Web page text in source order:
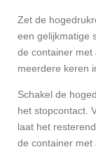
Zet de
een gelijkmatige
de container met
meerdere keren
Schakel de
het stopcontact.
laat het
de container met